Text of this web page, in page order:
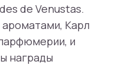
de Venustas.
Карл
и
награды